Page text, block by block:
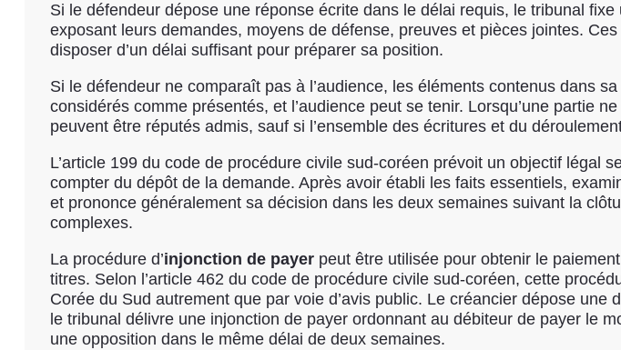
Si le défendeur dépose une réponse écrite dans le délai requis, le tribunal
exposant leurs demandes, moyens de défense, preuves et pièces jointes.
disposer d’un délai suffisant pour préparer sa position.
Si le défendeur ne comparaît pas à l’audience, les éléments contenus dans
considérés comme présentés, et l’audience peut se tenir. Lorsqu’une partie
peuvent être réputés admis, sauf si l’ensemble des écritures et du
L’article 199 du code de procédure civile sud-coréen prévoit un objectif légal
compter du dépôt de la demande. Après avoir établi les faits essentiels,
et prononce généralement sa décision dans les deux semaines suivant la
complexes.
La procédure d’injonction de payer peut être utilisée pour obtenir le
titres. Selon l’article 462 du code de procédure civile sud-coréen, cette
Corée du Sud autrement que par voie d’avis public. Le créancier dépose
le tribunal délivre une injonction de payer ordonnant au débiteur de payer le
une opposition dans le même délai de deux semaines.